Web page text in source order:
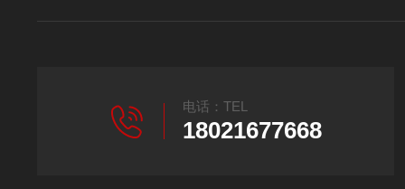
电话：TEL
18021677668